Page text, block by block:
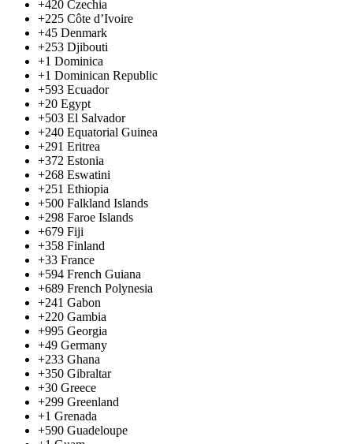
+420 Czechia
+225 Côte d’Ivoire
+45 Denmark
+253 Djibouti
+1 Dominica
+1 Dominican Republic
+593 Ecuador
+20 Egypt
+503 El Salvador
+240 Equatorial Guinea
+291 Eritrea
+372 Estonia
+268 Eswatini
+251 Ethiopia
+500 Falkland Islands
+298 Faroe Islands
+679 Fiji
+358 Finland
+33 France
+594 French Guiana
+689 French Polynesia
+241 Gabon
+220 Gambia
+995 Georgia
+49 Germany
+233 Ghana
+350 Gibraltar
+30 Greece
+299 Greenland
+1 Grenada
+590 Guadeloupe